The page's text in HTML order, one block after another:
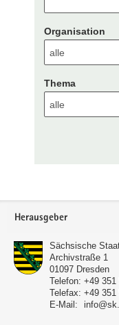
Organisation
Thema
Footer-
Herausgeber
Sächsische
Archivstraße 1
01097 Dresden
Telefon: +49 351
Telefax: +49 351
E-Mail: